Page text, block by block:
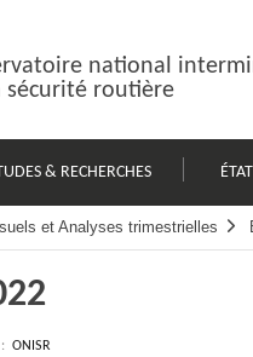
national
sécurité routière
& RECHERCHES
et Analyses trimestrielles
ONISR